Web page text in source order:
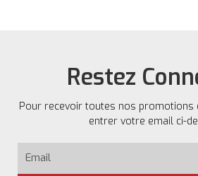
Restez
Pour recevoir toutes nos promotions
entrer votre email ci-